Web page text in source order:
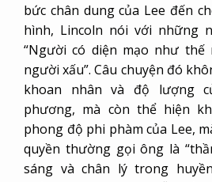
bức chân dung của Lee đến
hình, Lincoln nói với những
“Người có diện mạo như thế
người xấu”. Câu chuyện đó
khoan nhân và độ lượng
phương, mà còn thể hiện
phong độ phi phàm của Lee,
quyền thường gọi ông là
sáng và chân lý trong